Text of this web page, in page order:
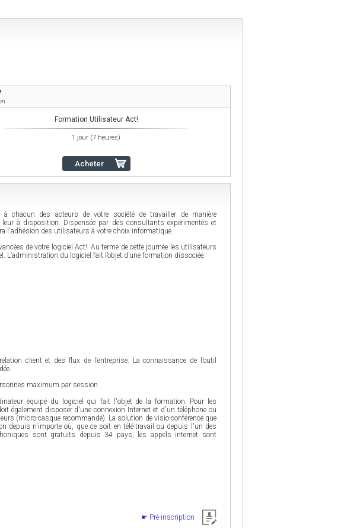
Formation Utilisateur Act!
1 jour (7 heures)
Acheter
à chacun des acteurs de votre société de travailler de manière
à disposition. Dispensée par des consultants expérimentés et
l'adhésion des utilisateurs à votre choix informatique.
de votre logiciel Act!. Au terme de cette journée les utilisateurs
du logiciel fait l’objet d’une formation dissociée.
client et des flux de l’entreprise. La connaissance de l’outil
maximum par session.
équipé du logiciel qui fait l'objet de la formation. Pour les
également disposer d'une connexion Internet et d'un téléphone ou
(micro-casque recommandé). La solution de visio-conférence que
depuis n'importe où, que ce soit en télé-travail ou depuis l'un des
sont gratuits depuis 34 pays, les appels internet sont
Pré-inscription